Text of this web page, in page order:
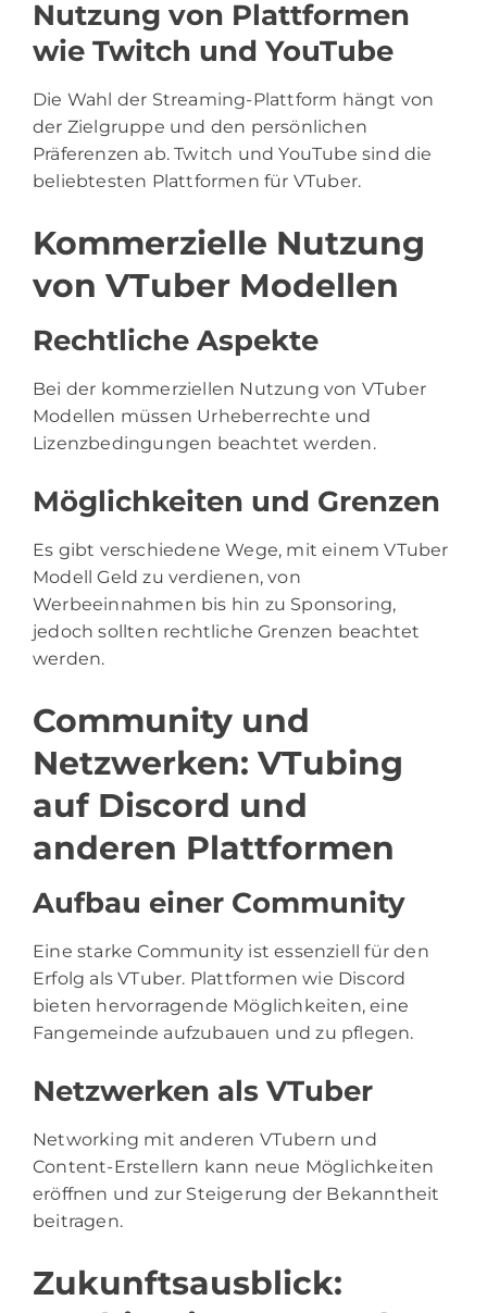
Nutzung von Plattformen
wie Twitch und YouTube
Die Wahl der Streaming-Plattform hängt von
der Zielgruppe und den persönlichen
Präferenzen ab. Twitch und YouTube sind die
beliebtesten Plattformen für VTuber.
Kommerzielle Nutzung
von VTuber Modellen
Rechtliche Aspekte
Bei der kommerziellen Nutzung von VTuber
Modellen müssen Urheberrechte und
Lizenzbedingungen beachtet werden.
Möglichkeiten und Grenzen
Es gibt verschiedene Wege, mit einem VTuber
Modell Geld zu verdienen, von
Werbeeinnahmen bis hin zu Sponsoring,
jedoch sollten rechtliche Grenzen beachtet
werden.
Community und
Netzwerken: VTubing
auf Discord und
anderen Plattformen
Aufbau einer Community
Eine starke Community ist essenziell für den
Erfolg als VTuber. Plattformen wie Discord
bieten hervorragende Möglichkeiten, eine
Fangemeinde aufzubauen und zu pflegen.
Netzwerken als VTuber
Networking mit anderen VTubern und
Content-Erstellern kann neue Möglichkeiten
eröffnen und zur Steigerung der Bekanntheit
beitragen.
Zukunftsausblick: